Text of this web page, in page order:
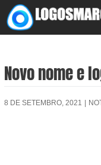
Skip
to
Novo nome e
8 DE SETEMBRO, 2021